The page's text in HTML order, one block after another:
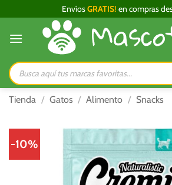
al
contenido
EnvíosGRATIS! en compras
Búsqueda
de
productos
Tienda / Gatos / Alimento / Snacks
-10%